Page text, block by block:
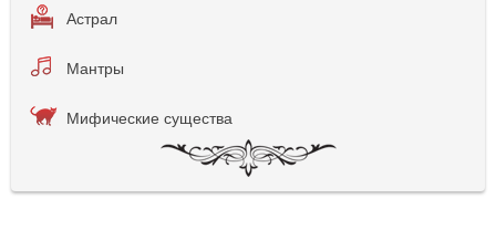
Астрал
Мантры
Мифические существа